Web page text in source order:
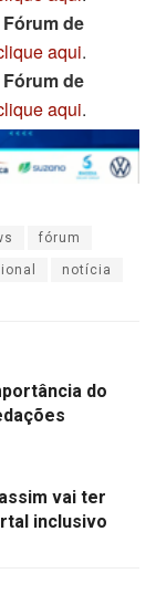
Fórum de
aqui.
Fórum de
aqui.
fórum
notícia
do
vai ter
inclusivo